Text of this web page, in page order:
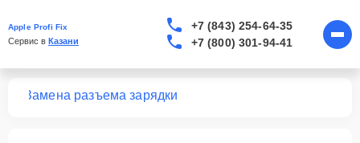
Apple Profi Fix
Сервис в Казани
+7 (843) 254-64-35
+7 (800) 301-94-41
Замена разъема зарядки